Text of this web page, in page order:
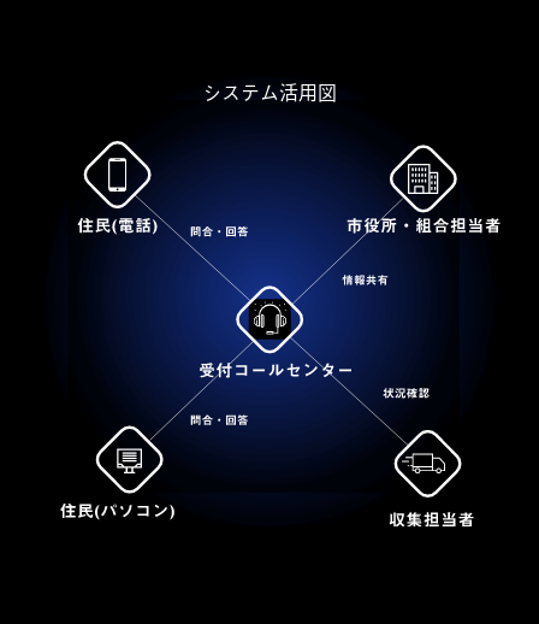
システム活用図